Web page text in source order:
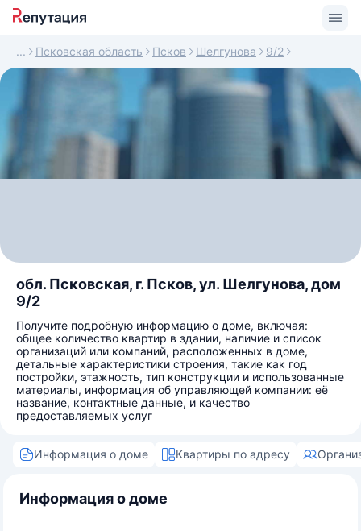
Псковская область Псков Шелгунова 9/2
обл. Псковская, г. Псков, ул. Шелгунова, дом
9/2
Получите подробную информацию о доме, включая:
общее количество квартир в здании, наличие и список
организаций или компаний, расположенных в доме,
детальные характеристики строения, такие как год
постройки, этажность, тип конструкции и использованные
материалы, информация об управляющей компании: её
название, контактные данные, и качество
предоставляемых услуг
Информация о доме Квартиры по адресу
Информация о доме